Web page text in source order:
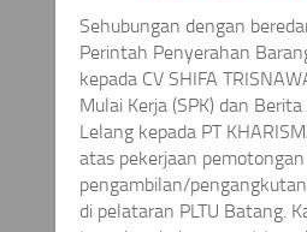
Sehubungan dengan
Perintah Penyerahan
kepada CV SHIFA
Mulai Kerja (SPK) dan
Lelang kepada PT
atas pekerjaan
pengambilan/
di pelataran PLTU Batang.